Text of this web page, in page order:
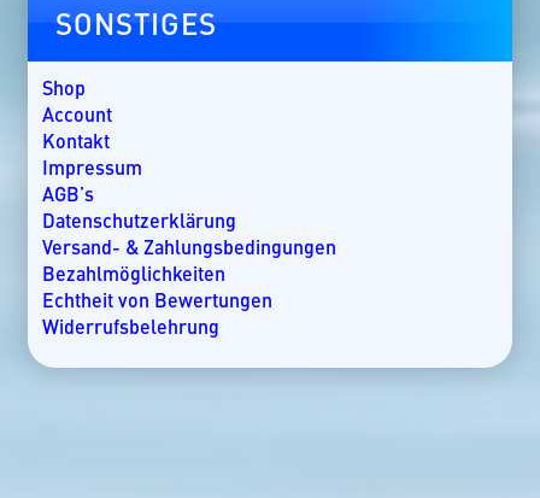
Kap Verde
Kenia
Kroatien
Kuba
Lakkadiven
Madagaskar
Malaysia
Malediven
Mallorca
Marokko
Mauritius
Mexiko
Namibia
SONSTIGES
Shop
Account
Kontakt
Impressum
AGB’s
Datenschutzerklärung
Versand- & Zahlungsbedingungen
Bezahlmöglichkeiten
Echtheit von Bewertungen
Widerrufsbelehrung